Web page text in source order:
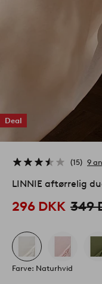
Deal
15 9
LINNIE aftørrelig
296 DKK 349
Farve: Naturhvid